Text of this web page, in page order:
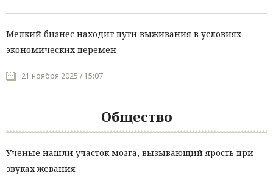
Мелкий бизнес находит пути выживания в условиях
экономических перемен
21 ноября 2025 / 15:07
Общество
Ученые нашли участок мозга, вызывающий ярость при
звуках жевания